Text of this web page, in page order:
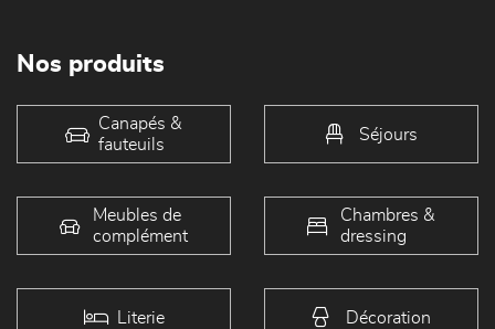
Nos produits
Canapés &
fauteuils
Séjours
Meubles de
complément
Chambres &
dressing
Literie Décoration